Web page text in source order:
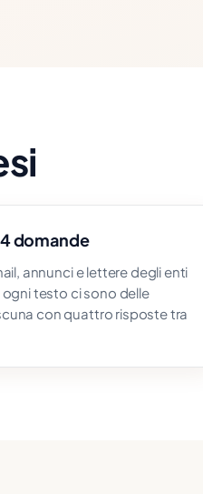
domande
annunci e lettere degli enti
testo ci sono delle
con quattro risposte tra